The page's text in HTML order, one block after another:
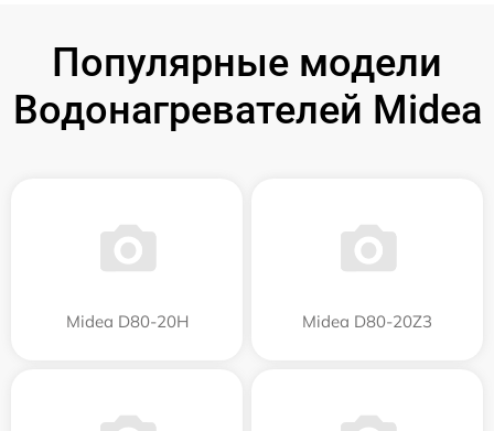
Популярные модели
Водонагревателей Midea
Midea D80-20Н Midea D80-20Z3